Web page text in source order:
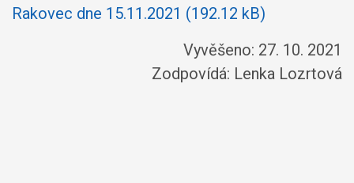
Rakovec dne 15.11.2021 (192.12 kB)
Vyvěšeno: 27. 10. 2021
Zodpovídá: Lenka Lozrtová